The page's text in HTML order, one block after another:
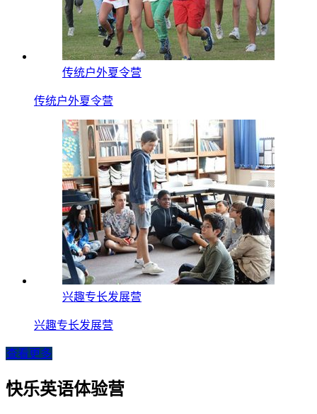
传统户外夏令营
传统户外夏令营
兴趣专长发展营
兴趣专长发展营
查看更多
快乐英语体验营